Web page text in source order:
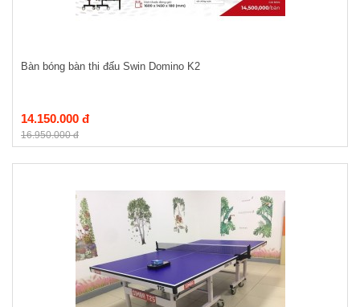
Bàn bóng bàn thi đấu Swin Domino K2
14.150.000 đ
16.950.000 đ